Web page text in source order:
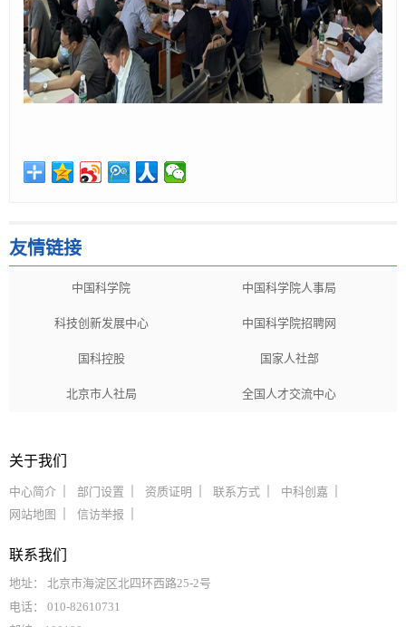
友情链接
中国科学院 中国科学院人事局
科技创新发展中心 中国科学院招聘网
国科控股 国家人社部
北京市人社局 全国人才交流中心
关于我们
中心简介 部门设置 资质证明 联系方式
中科创嘉
网站地图
信访举报
联系我们
地址： 北京市海淀区北四环西路25-2号
电话： 010-82610731